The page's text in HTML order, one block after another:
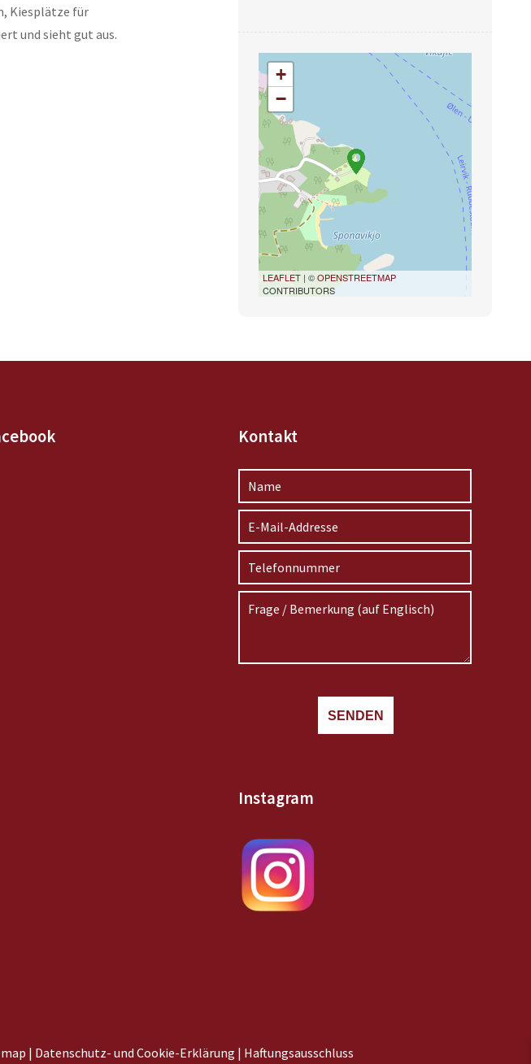
Kiesplätze für
und sieht gut aus.
+
−
LEAFLET | ©OPENSTREETMAP
CONTRIBUTORS
Kontakt
SENDEN
Instagram
| Datenschutz- und Cookie-Erklärung | Haftungsausschluss